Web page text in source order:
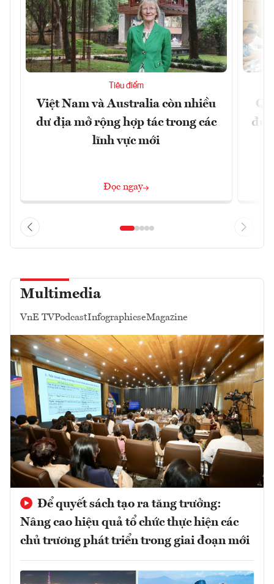
Tiêu điểm
Việt Nam và Australia còn nhiều
dư địa mở rộng hợp tác trong các
lĩnh vực mới
Đọc ngay
đủ
Multimedia
VnE TVPodcastInfographicseMagazine
Để quyết sách tạo ra tăng trưởng:
Nâng cao hiệu quả tổ chức thực hiện các
chủ trương phát triển trong giai đoạn mới